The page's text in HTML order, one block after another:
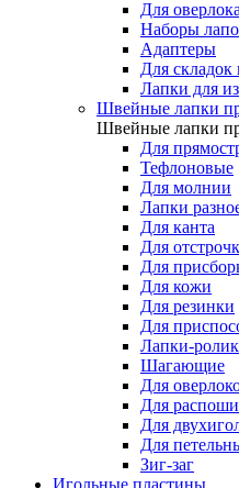
Для оверлока
Наборы
Адаптеры
Для складок
Лапки для
Швейные лапки
Швейные лапки
Для
Тефлоновые
Для молнии
Лапки
Для канта
Для
Для
Для кожи
Для резинки
Для
Лапки-
Шагающие
Для
Для
Для
Для
Зиг-заг
Игольные пластины